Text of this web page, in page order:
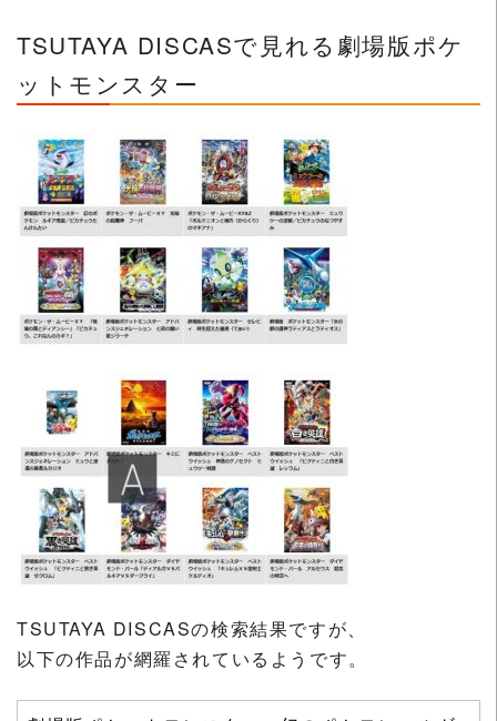
TSUTAYA DISCASで見れる劇場版ポケ
ットモンスター
TSUTAYA DISCASの検索結果ですが、
以下の作品が網羅されているようです。